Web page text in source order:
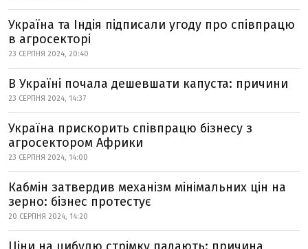
Україна та Індія підписали угоду про співпрацю
в агросекторі
23 СЕРПНЯ 2024, 20:40
В Україні почала дешевшати капуста: причини
23 СЕРПНЯ 2024, 14:37
Україна прискорить співпрацю бізнесу з
агросектором Африки
23 СЕРПНЯ 2024, 14:00
Кабмін затвердив механізм мінімальних цін на
зерно: бізнес протестує
20 СЕРПНЯ 2024, 14:20